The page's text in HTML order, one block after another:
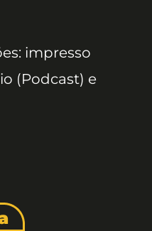
impresso
(Podcast) e